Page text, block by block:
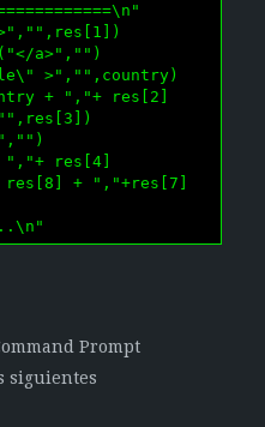
a>","")
>","",country)
+ ","+ res[2]
res[4]
+ ","+res[7]
Prompt
siguientes